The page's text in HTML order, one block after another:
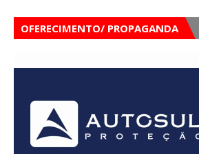
OFERECIMENTO/ PROPAGANDA